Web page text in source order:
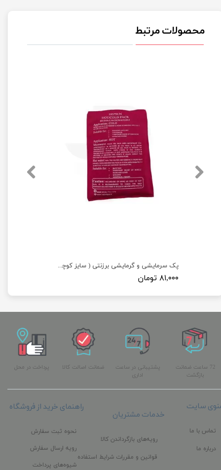
محصولات مرتبط
پک سرمایشی و گرمایشی برزنتی ( سایز کوچک 15×11 )
۸۱,۰۰۰ تومان
پشتیبانی در ساعت
اداری
پرداخت در محل
72 ساعت ضمانت
بازگشت
ضمانت اصالت کالا
راهنمای خرید از فروشگاه
نحوه ثبت سفارش
رویه ارسال سفارش
شیوه‌های پرداخت
خدمات مشتریان
رویه‌های بازگرداندن کالا
قوانین و مقررات شرایط استفاده
سایت
تماس با ما
درباره ما